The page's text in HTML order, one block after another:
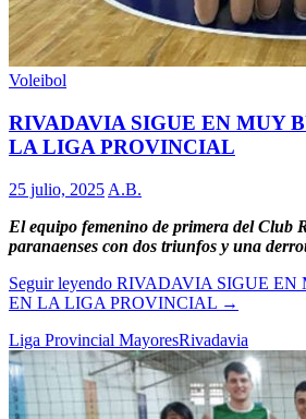
Voleibol
RIVADAVIA SIGUE EN MUY
LA LIGA PROVINCIAL
25 julio, 2025 A.B.
El equipo femenino de primera del Club
paranaenses con dos triunfos y una
Seguir leyendo RIVADAVIA SIGUE EN
EN LA LIGA PROVINCIAL →
Liga Provincial MayoresRivadavia